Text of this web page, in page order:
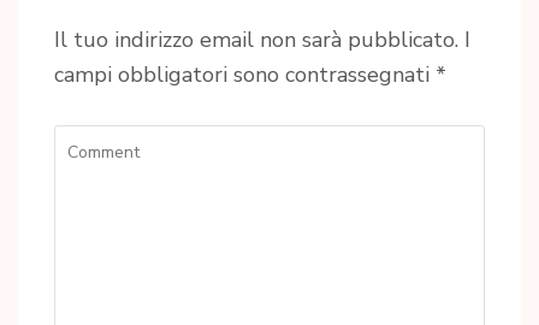
Il tuo indirizzo email non sarà pubblicato. I
campi obbligatori sono contrassegnati *
Comment